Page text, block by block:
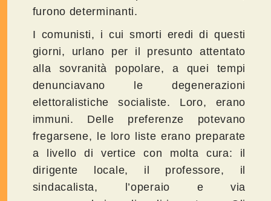
furono determinanti.
I comunisti, i cui smorti eredi di questi
giorni, urlano per il presunto attentato
alla sovranità popolare, a quei tempi
denunciavano le degenerazioni
elettoralistiche socialiste. Loro, erano
immuni. Delle preferenze potevano
fregarsene, le loro liste erano preparate
a livello di vertice con molta cura: il
dirigente locale, il professore, il
sindacalista, l’operaio e via